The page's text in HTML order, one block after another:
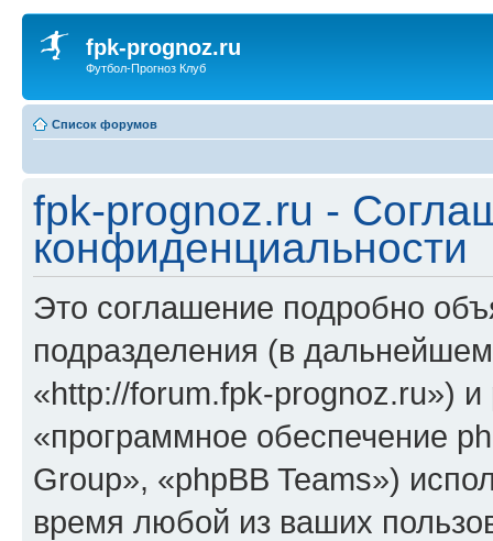
fpk-prognoz.ru
Футбол-Прогноз Клуб
Список форумов
fpk-prognoz.ru -
конфиденциальности
Это соглашение подробно
подразделения (в
«http://forum.fpk-prognoz.ru»)
«программное обеспечение
Group», «phpBB Teams»)
время любой из ваших